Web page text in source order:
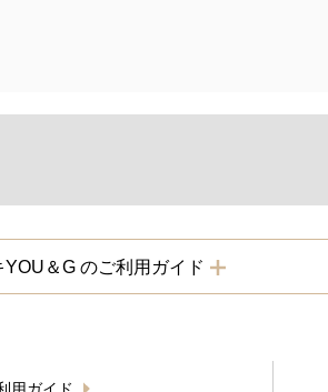
＆G のご利用ガイド
用ガイド